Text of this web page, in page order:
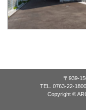
〒939-
TEL. 0763-22-
Copyright ©